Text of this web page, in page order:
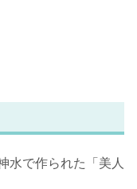
水で作られた「美人